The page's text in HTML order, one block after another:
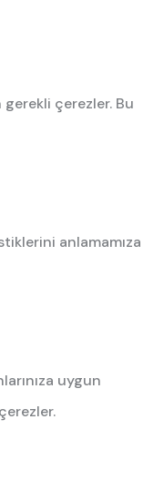
çerezler. Bu
anlamamıza
uygun